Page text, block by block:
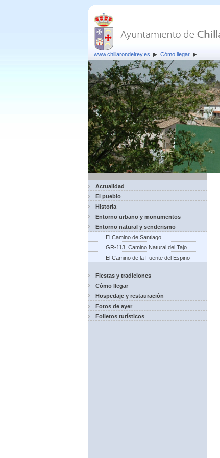
www.chillarondelrey.es Cómo llegar
Actualidad
El pueblo
Historia
Entorno urbano y monumentos
Entorno natural y senderismo
El Camino de Santiago
GR-113, Camino Natural del Tajo
El Camino de la Fuente del Espino
Fiestas y tradiciones
Cómo llegar
Hospedaje y restauración
Fotos de ayer
Folletos turísticos